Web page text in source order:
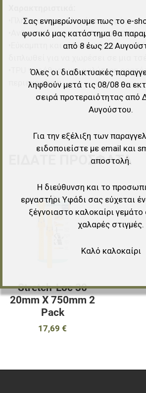
•Πλήρως συγκολλημένες ραφές
•Ανθεκτική στο νερό και τη σκόνη
•Εύκαμπτη και ανθεκτική στο
•TPU παράθυρο για καλύτερη
περιεχομένου
ΕΊΔΑΤΕ ΠΡΌΣΦΑΤΑ
Προσθήκη
Προσθήκη
Stretch-Loc 30
20mm X 750mm 2
Pack
17,69 €
Σας ενημερώνουμε πως το e-
φυσικό μας κατάστημα θα
από 8 έως 22
Όλες οι διαδικτυακές
ληφθούν μετά τις 08/08 θα
σειρά προτεραιότητας από
Αυγούστου.
Για την εξέλιξη των
ειδοποιείστε με email και
αποστολή.
Η διεύθυνση και το
εργαστήρι Υφάδι σας εύχεται
ξέγνοιαστο καλοκαίρι
χαλαρές στιγμές.
Καλό καλοκαίρι